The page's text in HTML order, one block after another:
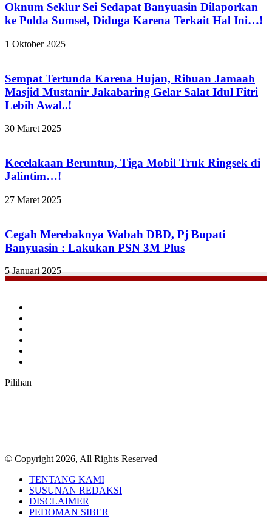
Oknum Seklur Sei Sedapat Banyuasin Dilaporkan
ke Polda Sumsel, Diduga Karena Terkait Hal Ini…!
1 Oktober 2025
Sempat Tertunda Karena Hujan, Ribuan Jamaah
Masjid Mustanir Jakabaring Gelar Salat Idul Fitri
Lebih Awal..!
30 Maret 2025
Kecelakaan Beruntun, Tiga Mobil Truk Ringsek di
Jalintim…!
27 Maret 2025
Cegah Merebaknya Wabah DBD, Pj Bupati
Banyuasin : Lakukan PSN 3M Plus
5 Januari 2025
Pilihan
© Copyright 2026, All Rights Reserved
TENTANG KAMI
SUSUNAN REDAKSI
DISCLAIMER
PEDOMAN SIBER